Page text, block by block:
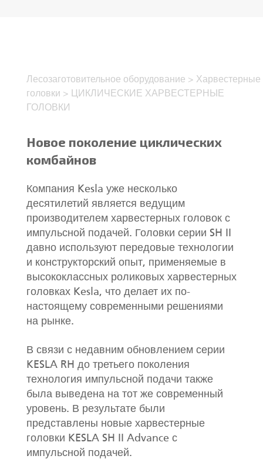
Прицепы
Лесозаготовительное оборудование > Харвестерные
головки > ЦИКЛИЧЕСКИЕ ХАРВЕСТЕРНЫЕ
ГОЛОВКИ
Новое поколение циклических
комбайнов
Компания Kesla уже несколько
десятилетий является ведущим
производителем харвестерных головок с
импульсной подачей. Головки серии SH II
давно используют передовые технологии
и конструкторский опыт, применяемые в
высококлассных роликовых харвестерных
головках Kesla, что делает их по-
настоящему современными решениями
на рынке.
В связи с недавним обновлением серии
KESLA RH до третьего поколения
технология импульсной подачи также
была выведена на тот же современный
уровень. В результате были
представлены новые харвестерные
головки KESLA SH II Advance с
импульсной подачей.